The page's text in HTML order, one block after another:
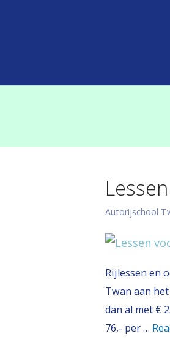
Autorijschool
Rijlessen en
Twan aan
dan al met €
76,- per …